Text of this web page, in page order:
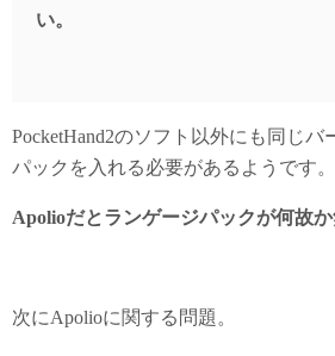
い。
PocketHand2のソフト以外にも同じ
パックを入れる必要があるようです。
Apolioだとランゲージパックが何故か
次にApolioに関する問題。